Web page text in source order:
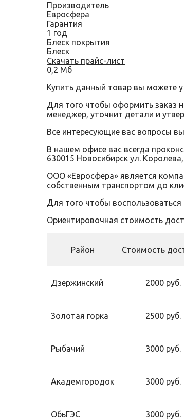
Производитель
Евросфера
Гарантия
1 год
Блеск покрытия
Блеск
Скачать прайс-лист
0,2 Мб
Купить данный товар вы можете
Для того чтобы оформить заказ
менеджер, уточнит детали и
Все интересующие вас вопросы
В нашем офисе вас всегда
630015 Новосибирск ул.
ООО «Евросфера» является
собственным транспортом до
Для того чтобы
Ориентировочная стоимость
Район Стоимость
Дзержинский 2000 руб.
Золотая горка 2500 руб.
Рыбачий 3000 руб.
Академгородок 3000 руб.
ОбьГЭС 3000 руб.